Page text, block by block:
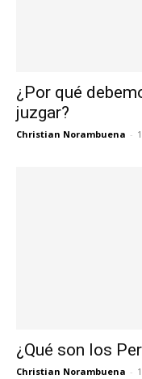
¿Por qué
juzgar?
Christian Norambuena -
¿Qué son los
Christian Norambuena -